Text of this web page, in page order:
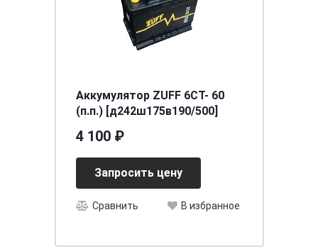
Аккумулятор ZUFF 6СТ- 60
(п.п.) [д242ш175в190/500]
4 100 ₽
Запросить цену
Сравнить В избранное